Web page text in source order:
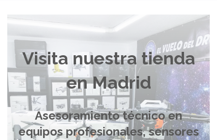
Visita nuestra tienda
en Madrid
Asesoramiento técnico en
equipos profesionales, sensores